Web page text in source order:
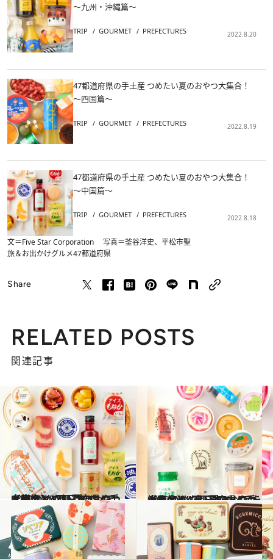
～九州・沖縄篇～
TRIP GOURMET PREFECTURES 2022.8.20
47都道府県の手土産 つめたい夏のおやつ大集合！
～四国篇～
TRIP GOURMET PREFECTURES 2022.8.19
47都道府県の手土産 つめたい夏のおやつ大集合！
～中国篇～
TRIP GOURMET PREFECTURES 2022.8.18
文＝Five Star Corporation 写真＝釜谷洋史、平松市聖
旅＆お出かけグルメ47都道府県
Share
RELATED POSTS
関連記事
2022.7.20
【画像】47都道府県の手土産 つめたい夏のおやつ大集合！ “西日本エリアを総まとめ”
グルメ 2022.7.6
【画像】47都道府県の手土産 つめたい夏のおやつ大集合！ “東日本エリアを総まとめ”
グルメ